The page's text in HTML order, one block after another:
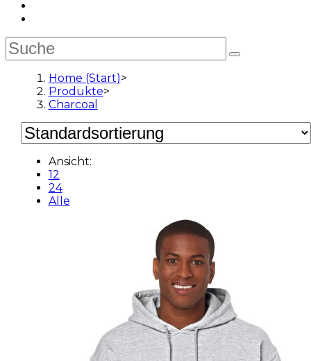
Home (Start)>
Produkte>
Charcoal
Ansicht:
12
24
Alle